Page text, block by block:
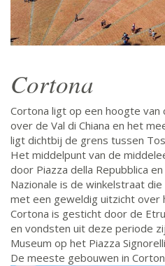
Cortona
Cortona ligt op een hoogte
over de Val di Chiana en het
ligt dichtbij de grens tussen
Het middelpunt van de
door Piazza della Repubblica en
Nazionale is de winkelstraat
met een geweldig uitzicht over
Cortona is gesticht door de
en vondsten uit deze periode
Museum op het Piazza
De meeste gebouwen in